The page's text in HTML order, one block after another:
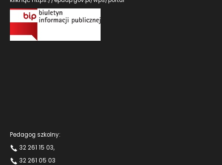
Pedagog szkolny:
32 261 15 03,
32 261 05 03